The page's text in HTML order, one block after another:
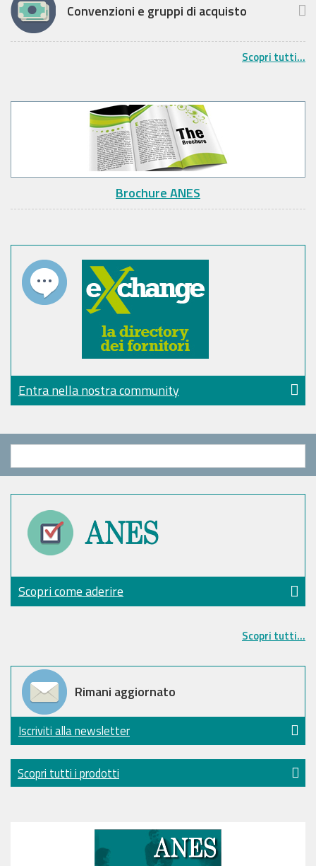
Convenzioni e gruppi di acquisto
Scopri tutti...
Brochure ANES
Entra nella nostra community
Scopri come aderire
Scopri tutti...
Rimani aggiornato
Iscriviti alla newsletter
Scopri tutti i prodotti